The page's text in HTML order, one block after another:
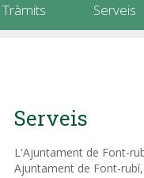
Tràmits Serveis
Serveis
L'Ajuntament de Font-
Ajuntament de Font-